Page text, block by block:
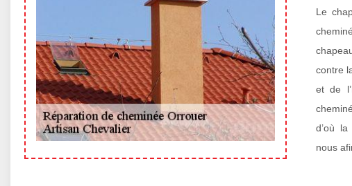
Le
contre
et de
d’où
nous